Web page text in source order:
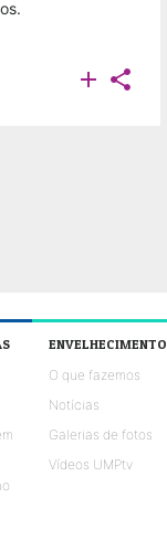
 
ENVELHECIMENTO
O que fazemos
Notícias
Galerias de fotos
Vídeos UMPtv